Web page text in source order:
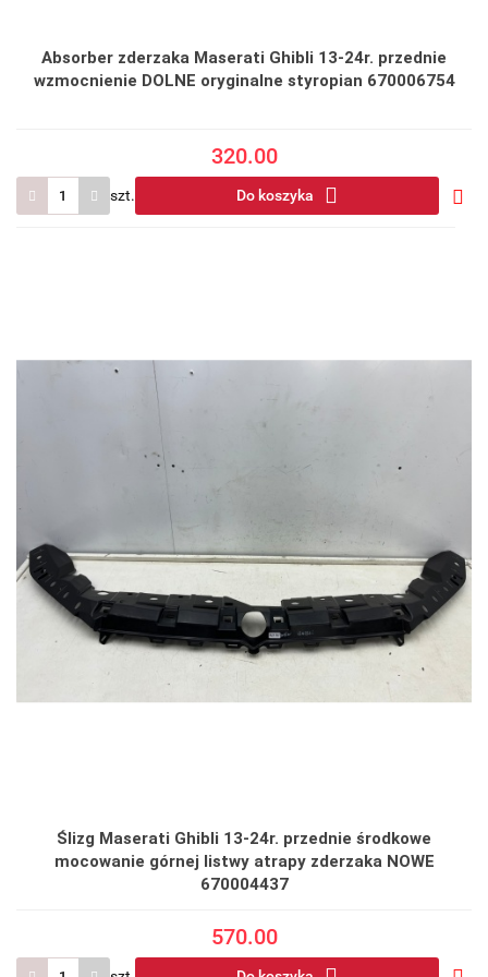
Absorber zderzaka Maserati Ghibli 13-24r. przednie
wzmocnienie DOLNE oryginalne styropian 670006754
320.00
szt. Do koszyka
Ślizg Maserati Ghibli 13-24r. przednie środkowe
mocowanie górnej listwy atrapy zderzaka NOWE
670004437
570.00